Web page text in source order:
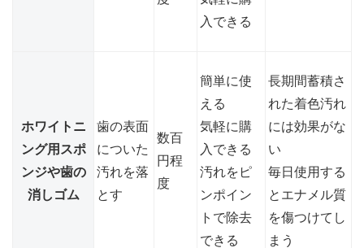
入できる
ホワイトニ
ング用スポ
ンジや歯の
消しゴム
歯の表面
についた
汚れを落
とす
数百
円程
度
簡単に使
える
気軽に購
入できる
汚れをピ
ンポイン
トで除去
できる
長期間蓄積さ
れた着色汚れ
には効果がな
い
毎日使用する
とエナメル質
を傷つけてし
まう